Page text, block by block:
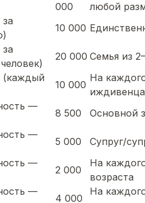
000
любой
10 000
20 000 Семья из
(каждый
10 000
На
—
8 500
Основной
—
5 000
Супруг/
—
2 000
На
возраста
—
4 000
На